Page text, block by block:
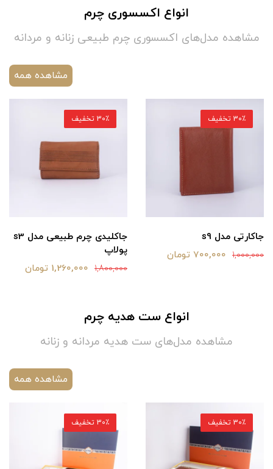
انواع اکسسوری چرم
مشاهده مدل‌های اکسسوری چرم طبیعی زنانه و مردانه
مشاهده همه
جاکارتی مدل s9
1,000,000 700,000 تومان
30٪ تخفیف
جاکلیدی چرم طبیعی مدل s3
پولاپ
1,800,000 1,260,000 تومان
30٪ تخفیف
انواع ست هدیه چرم
مشاهده مدل‌های ست هدیه مردانه و زنانه
مشاهده همه
30٪ تخفیف 30٪ تخفیف